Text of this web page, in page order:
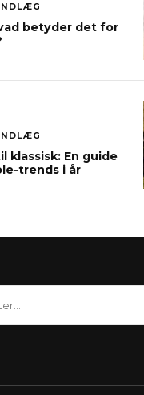
betyder det for
klassisk: En guide
trends i år